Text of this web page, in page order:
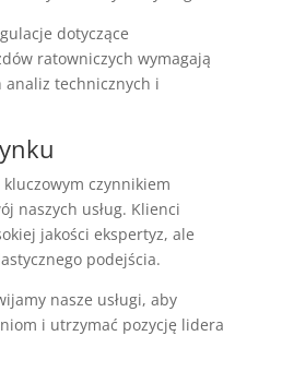
dotyczące
ratowniczych wymagają
analiz technicznych i
czynnikiem
naszych usług. Klienci
jakości ekspertyz, ale
podejścia.
nasze usługi, aby
i utrzymać pozycję lidera